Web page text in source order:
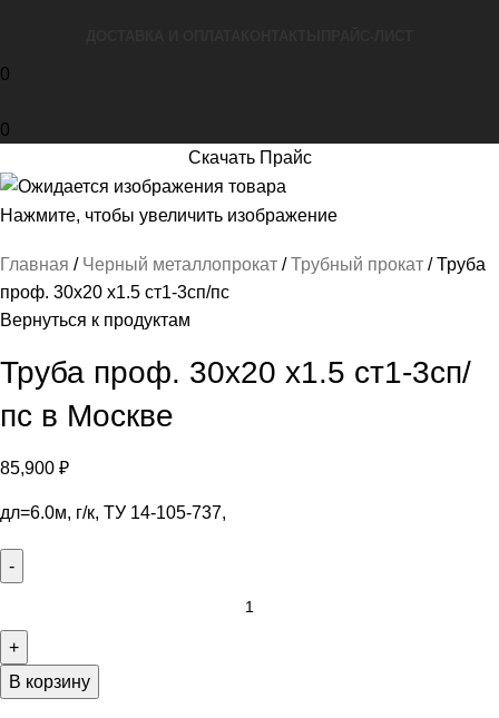
0
0
Скачать Прайс
Нажмите, чтобы увеличить изображение
Главная Черный металлопрокат Трубный прокат
Труба
проф. 30х20 х1.5 ст1-3сп/пс
Вернуться к продуктам
Труба проф. 30х20 х1.5 ст1-3сп/
пс в Москве
85,900 ₽
дл=6.0м, г/к, ТУ 14-105-737,
В корзину